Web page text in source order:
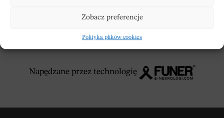
Zobacz preferencje
Polityka plików cookies
Napędzane przez technologię